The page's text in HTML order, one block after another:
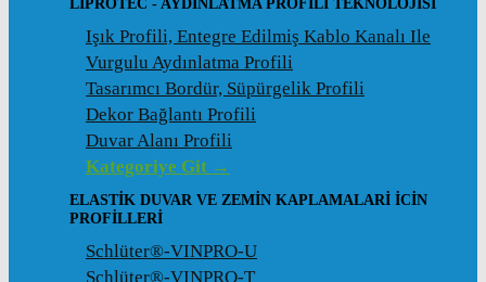
Işık Profili, Entegre Edilmiş Kablo Kanalı Ile
Vurgulu Aydınlatma Profili
Tasarımcı Bordür, Süpürgelik Profili
Dekor Bağlantı Profili
Duvar Alanı Profili
Kategoriye Git →
ELASTIK DUVAR VE ZEMIN KAPLAMALARI İCIN
PROFILLERI
Schlüter®-VINPRO-U
Schlüter®-VINPRO-T